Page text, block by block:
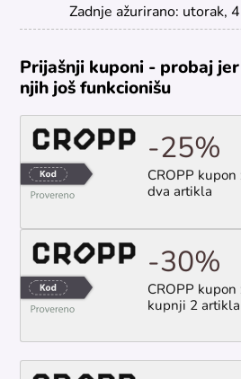
Zadnje ažurirano: utorak,
Prijašnji kuponi - probaj
njih još funkcionišu
-25%
CROPP
dva artikla
-30%
CROPP
kupnji 2 artikla